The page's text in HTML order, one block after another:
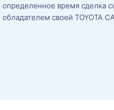
определенное время сделка
обладателем своей TOYOTA